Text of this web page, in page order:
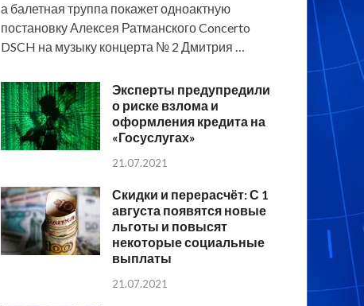
а балетная труппа покажет одноактную
постановку Алексея Ратманского Concerto
DSCH на музыку концерта № 2 Дмитрия …
Эксперты предупредили
о риске взлома и
оформления кредита на
«Госуслугах»
21.07.2021
Скидки и перерасчёт: С 1
августа появятся новые
льготы и повысят
некоторые социальные
выплаты
21.07.2021